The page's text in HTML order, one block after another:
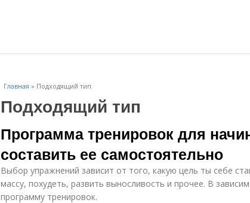
Главная » Подходящий тип
Подходящий тип
Программа тренировок для
составить ее самостоятельно
Выбор упражнений зависит от того, какую цель ты себе
массу, похудеть, развить выносливость и прочее. В
программу тренировок.